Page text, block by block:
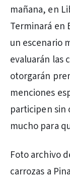
mañana, en
Terminará en
un escenario
evaluarán las
otorgarán
menciones
participen sin
mucho para
Foto archivo
carrozas a